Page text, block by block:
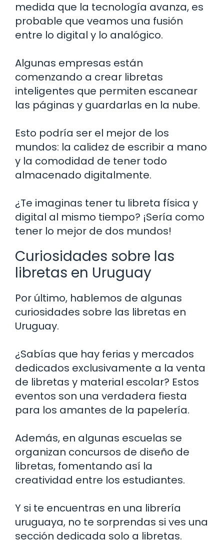
medida que la tecnología avanza, es
probable que veamos una fusión
entre lo digital y lo analógico.
Algunas empresas están
comenzando a crear libretas
inteligentes que permiten escanear
las páginas y guardarlas en la nube.
Esto podría ser el mejor de los
mundos: la calidez de escribir a mano
y la comodidad de tener todo
almacenado digitalmente.
¿Te imaginas tener tu libreta física y
digital al mismo tiempo? ¡Sería como
tener lo mejor de dos mundos!
Curiosidades sobre las
libretas en Uruguay
Por último, hablemos de algunas
curiosidades sobre las libretas en
Uruguay.
¿Sabías que hay ferias y mercados
dedicados exclusivamente a la venta
de libretas y material escolar? Estos
eventos son una verdadera fiesta
para los amantes de la papelería.
Además, en algunas escuelas se
organizan concursos de diseño de
libretas, fomentando así la
creatividad entre los estudiantes.
Y si te encuentras en una librería
uruguaya, no te sorprendas si ves una
sección dedicada solo a libretas.